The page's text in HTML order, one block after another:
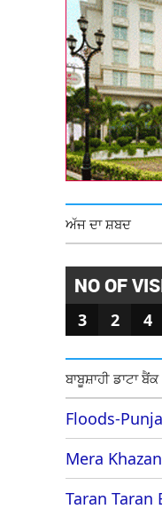
ਅੱਜ ਦਾ ਸ਼ਬਦ
NO OF
3 2 4
ਬਾਬੂਸ਼ਾਹੀ ਡਾਟਾ ਬੈਂਕ
Floods-
Mera
Taran Taran